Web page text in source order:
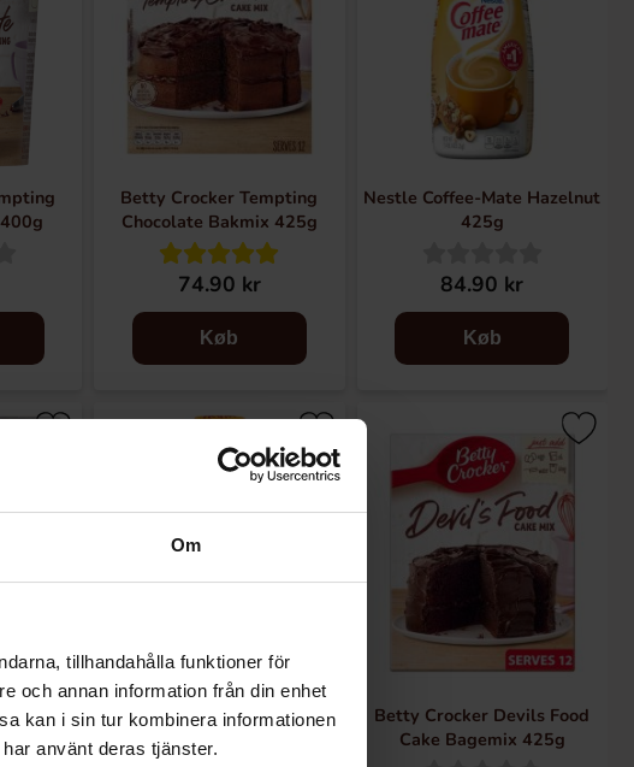
Om
tillhandahålla funktioner för
och annan information från din enhet
kan i sin tur kombinera informationen
använt deras tjänster.
Betty Crocker Tempting
Chocolate Bakmix 425g
74.90 kr
Køb
Nestle Coffee-Mate Hazelnut
425g
84.90 kr
Køb
Vanilla
Franks Red Hot Buffalo Wings
Sauce 148ml
Betty Crocker Devils Food
Cake Bagemix 425g